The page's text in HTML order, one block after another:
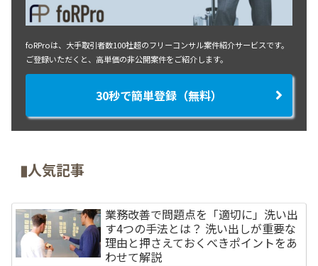
foRProは、大手取引者数100社超のフリーコンサル案件紹介サービスです。
ご登録いただくと、高単価の非公開案件をご紹介します。
30秒で簡単登録（無料）
▮人気記事
業務改善で問題点を「適切に」洗い出
す4つの手法とは？ 洗い出しが重要な
理由と押さえておくべきポイントをあ
わせて解説